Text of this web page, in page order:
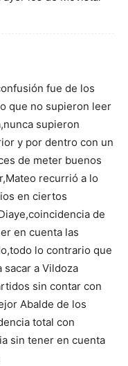
fue de los
que no supieron leer
supieron
y por dentro con un
de meter buenos
recurrió a lo
en ciertos
de
en cuenta las
lo contrario que
sacar a Vildoza
sin contar con
Abalde de los
total con
sin tener en cuenta